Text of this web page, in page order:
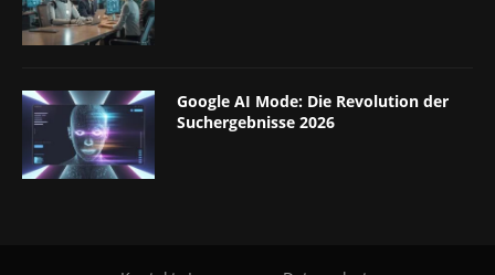
Google AI Mode: Die Revolution der
Suchergebnisse 2026